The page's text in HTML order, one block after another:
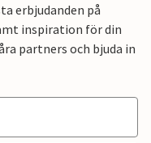
erbjudanden på
inspiration för din
partners och bjuda in